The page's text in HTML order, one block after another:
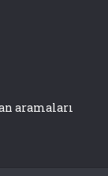
aramaları